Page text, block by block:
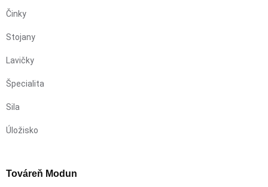
Činky
Stojany
Lavičky
Špecialita
Sila
Úložisko
Továreň Modun